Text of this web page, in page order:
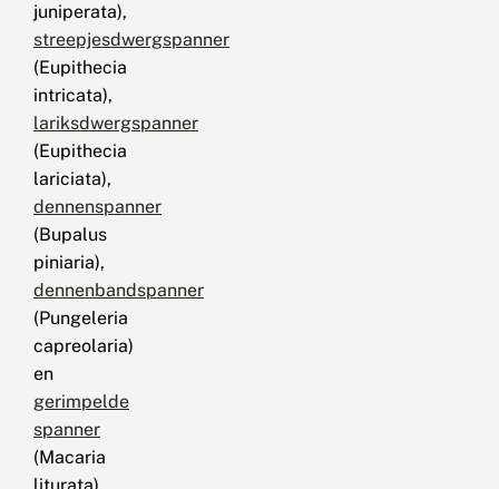
juniperata),
streepjesdwergspanner
(Eupithecia
intricata),
lariksdwergspanner
(Eupithecia
lariciata),
dennenspanner
(Bupalus
piniaria),
dennenbandspanner
(Pungeleria
capreolaria)
en
gerimpelde
spanner
(Macaria